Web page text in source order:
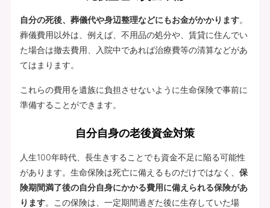
自分の死後、葬儀代や身辺整理などにもお金がかかります。
葬儀費用以外は、例えば、不用品の処分や、賃貸に住んでい
た場合は撤去費用、入院中であれば治療費等の清算などがあ
てはまります。
これらの費用を遺族に負担させないように生命保険で事前に
準備することができます。
自分自身の老後資金対策
人生100年時代、長生きすることでも資金不足に陥る可能性
があります。生命保険は死亡に備えるものだけではなく、 保
険期間満了後の自分自身にかかる費用に備えられる保険があ
ります。この保険は、一定期間過ぎた後に生存していた場